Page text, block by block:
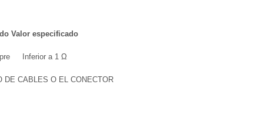
Valor especificado
Inferior a 1 Ω
DE CABLES O EL CONECTOR